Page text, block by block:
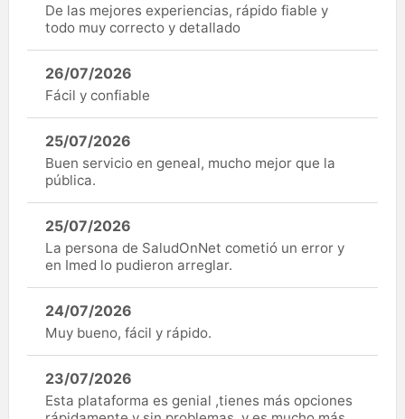
De las mejores experiencias, rápido fiable y
todo muy correcto y detallado
26/07/2026
Fácil y confiable
25/07/2026
Buen servicio en geneal, mucho mejor que la
pública.
25/07/2026
La persona de SaludOnNet cometió un error y
en Imed lo pudieron arreglar.
24/07/2026
Muy bueno, fácil y rápido.
23/07/2026
Esta plataforma es genial ,tienes más opciones